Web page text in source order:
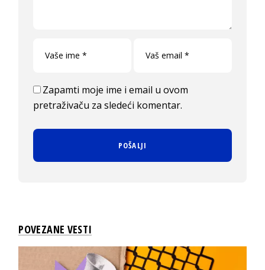
Zapamti moje ime i email u ovom
pretraživaču za sledeći komentar.
POVEZANE VESTI